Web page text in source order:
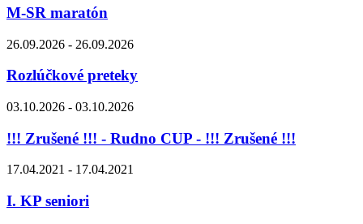
M-SR maratón
26.09.2026 - 26.09.2026
Rozlúčkové preteky
03.10.2026 - 03.10.2026
!!! Zrušené !!! - Rudno CUP - !!! Zrušené !!!
17.04.2021 - 17.04.2021
I. KP seniori